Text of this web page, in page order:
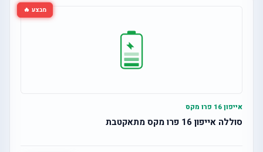
מבצע 🔥
אייפון 16 פרו מקס
סוללה אייפון 16 פרו מקס מתאקטבת